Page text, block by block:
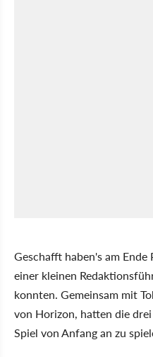
Geschafft haben's am
einer kleinen
konnten. Gemeinsam mit
von Horizon, hatten die drei
Spiel von Anfang an zu